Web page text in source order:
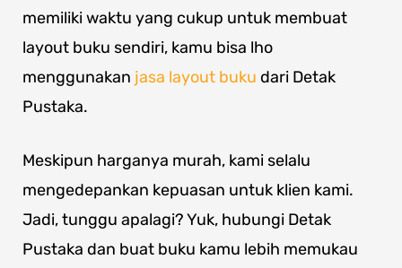
memiliki waktu yang cukup untuk membuat
layout buku sendiri, kamu bisa lho
menggunakan jasa layout buku dari Detak
Pustaka.
Meskipun harganya murah, kami selalu
mengedepankan kepuasan untuk klien kami.
Jadi, tunggu apalagi? Yuk, hubungi Detak
Pustaka dan buat buku kamu lebih memukau